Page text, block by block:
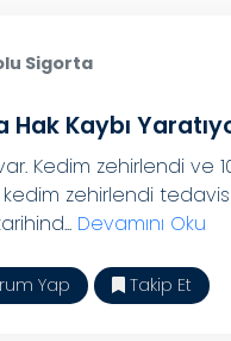
Sigorta
Kaybı
Kedim zehirlendi ve
kedim zehirlendi
Devamını Oku
Yap Takip Et